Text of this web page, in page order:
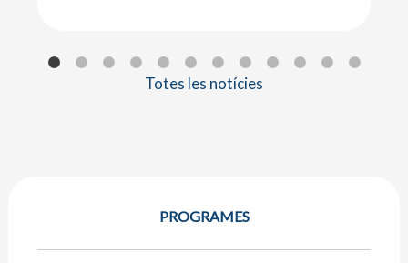
PROGRAMES
Totes les notícies